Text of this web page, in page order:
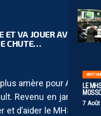
LE
7
VA JOUER AVEC
CHUTE…
amère pour Andy
Revenu en janvier
d’aider le MHSC à